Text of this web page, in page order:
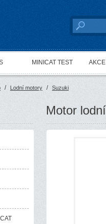
MINICAT TEST
/ Lodní motory / Suzuki
Motor